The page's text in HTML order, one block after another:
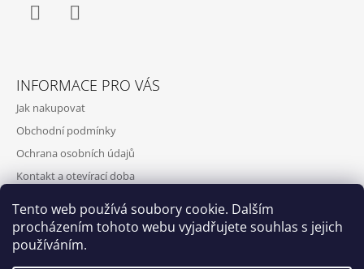
Tento web používá soubory cookie. Dalším
procházením tohoto webu vyjadřujete souhlas s jejich
používáním.
INFORMACE PRO VÁS
Jak nakupovat
Obchodní podmínky
Ochrana osobních údajů
Kontakt a otevírací doba
O nás